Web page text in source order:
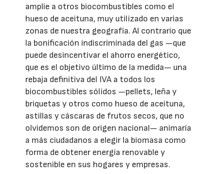
amplíe a otros biocombustibles como el
hueso de aceituna, muy utilizado en varias
zonas de nuestra geografía. Al contrario que
la bonificación indiscriminada del gas —que
puede desincentivar el ahorro energético,
que es el objetivo último de la medida— una
rebaja definitiva del IVA a todos los
biocombustibles sólidos —pellets, leña y
briquetas y otros como hueso de aceituna,
astillas y cáscaras de frutos secos, que no
olvidemos son de origen nacional— animaría
a más ciudadanos a elegir la biomasa como
forma de obtener energía renovable y
sostenible en sus hogares y empresas.